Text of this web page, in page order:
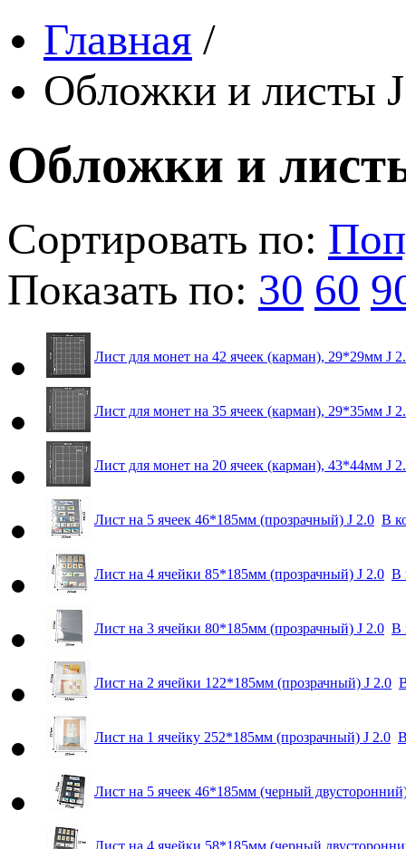
Главная /
Обложки и листы
Обложки и
Сортировать по:
Показать по: 30 60
Лист для монет на 42 ячеек (карман), 29*29мм J
Лист для монет на 35 ячеек (карман), 29*35мм J
Лист для монет на 20 ячеек (карман), 43*44мм J
Лист на 5 ячеек 46*185мм (прозрачный) J 2.0 В
Лист на 4 ячейки 85*185мм (прозрачный) J 2.0 В
Лист на 3 ячейки 80*185мм (прозрачный) J 2.0 В
Лист на 2 ячейки 122*185мм (прозрачный) J 2.0
Лист на 1 ячейку 252*185мм (прозрачный) J 2.0
Лист на 5 ячеек 46*185мм (черный
Лист на 4 ячейки 58*185мм (черный